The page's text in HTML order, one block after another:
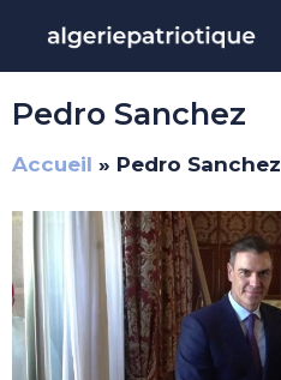
contenu
Pedro Sanchez
Accueil » Pedro Sanchez